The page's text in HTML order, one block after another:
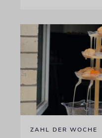
ZAHL DER WOCHE